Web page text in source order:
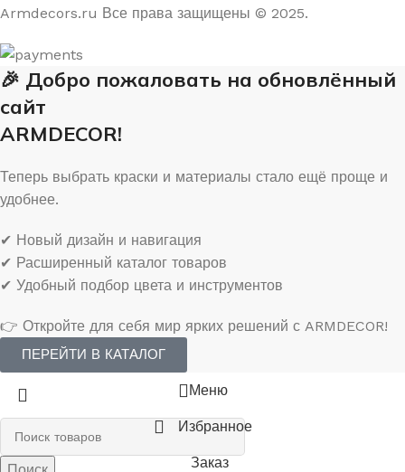
Armdecors.ru Все права защищены © 2025. ​
🎉 Добро пожаловать на обновлённый
сайт
ARMDECOR!
Теперь выбрать краски и материалы стало ещё проще и
удобнее.
✔ Новый дизайн и навигация
✔ Расширенный каталог товаров
✔ Удобный подбор цвета и инструментов
👉 Откройте для себя мир ярких решений с ARMDECOR!
ПЕРЕЙТИ В КАТАЛОГ
Меню
Избранное
Заказ